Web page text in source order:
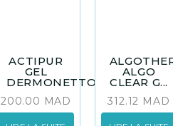
ACTIPUR
GEL
DERMONETTO...
200.00 MAD
ALGO
CLEAR G...
312.12 MAD